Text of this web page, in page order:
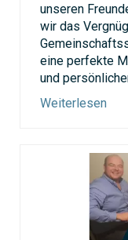
unseren
wir das
eine perfekte
und
Weiterlesen